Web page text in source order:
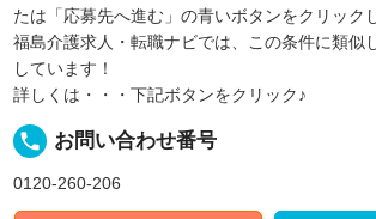
たは「応募先へ進む」の青いボタンをクリック
福島介護求人・転職ナビでは、この条件に類似
しています！
詳しくは・・・下記ボタンをクリック♪
local_phone お問い合わせ番号
0120-260-206